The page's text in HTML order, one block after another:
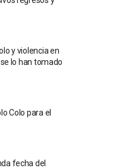
y violencia en
lo han tomado
Colo para el
fecha del